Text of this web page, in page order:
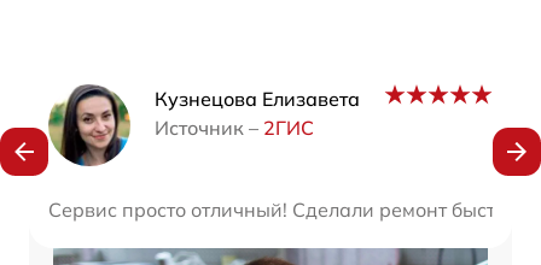
Кузнецова Елизавета
Источник – 2ГИС
Сервис просто отличный! Сделали ремонт быстро
Наши мастера